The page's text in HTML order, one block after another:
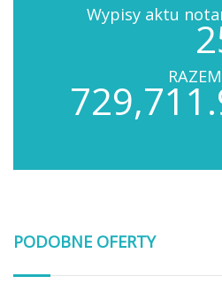
Wypisy aktu
PODOBNE OFERTY